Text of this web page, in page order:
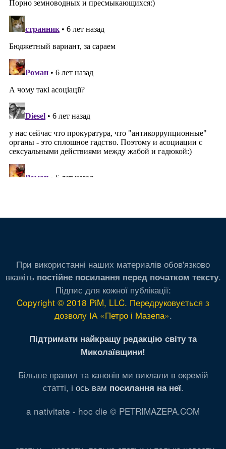
При використанні наших материалів обов'язково
вкажіть постійне посилання перед початком тексту.
Підпис для кожної публікації:
Copyright © 2018 PiM, LLC. Передруковується з
дозволу ІА «Петро і Мазепа».
Підтримати найкращу редакцію світу та
Миколаївщини!
Більше правил та канонів ми виклали в окремій
статті, і ось вам посилання на неї.
a nativitate - hoc die © PETRIMAZEPA.COM